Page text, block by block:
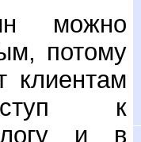
можно
потому
клиентам
к
и в